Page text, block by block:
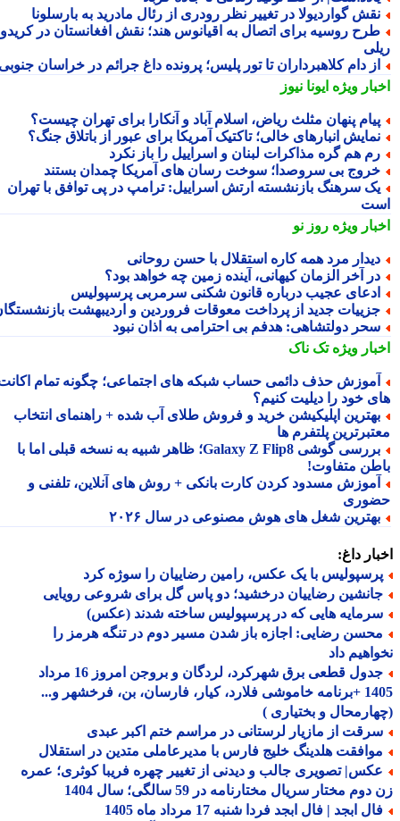
گواردیولا در تغییر نظر رودری از رئال مادرید به بارسلونا
روسیه برای اتصال به اقیانوس هند؛ نقش افغانستان در کریدور
دام کلاهبرداران تا تور پلیس؛ پرونده داغ جرائم در خراسان جنوبی
ویژهایونا نیوز
پنهان مثلث ریاض، اسلام آباد و آنکارا برای تهران چیست؟
انبارهای خالی؛ تاکتیک آمریکا برای عبور از باتلاق جنگ؟
هم گره مذاکرات لبنان و اسراییل را باز نکرد
بی سروصدا؛ سوخت رسان های آمریکا چمدان بستند
سرهنگ بازنشسته ارتش اسراییل: ترامپ در پی توافق با تهران
ویژهروز نو
مرد همه کاره استقلال با حسن روحانی
آخر الزمان کیهانی، آینده زمین چه خواهد بود؟
عجیب درباره قانون شکنی سرمربی پرسپولیس
جدید از پرداخت معوقات فروردین و اردیبهشت بازنشستگان
دولتشاهی: هدفم بی احترامی به اذان نبود
ویژهتک ناک
حذف دائمی حساب شبکه های اجتماعی؛ چگونه تمام اکانت
خود را دیلیت کنیم؟
اپلیکیشن خرید و فروش طلای آب شده + راهنمای انتخاب
پلتفرم ها
بررسی گوشی Galaxy Z Flip8؛ ظاهر شبیه به نسخه قبلی اما با
متفاوت!
مسدود کردن کارت بانکی + روش های آنلاین، تلفنی و
شغل های هوش مصنوعی در سال ۲۰۲۶
داغ:
با یک عکس، رامین رضاییان را سوژه کرد
رضاییان درخشید؛ دو پاس گل برای شروعی رویایی
هایی که در پرسپولیس ساخته شدند (عکس)
رضایی: اجازه باز شدن مسیر دوم در تنگه هرمز را
داد
جدول قطعی برق شهرکرد، لردگان و بروجن امروز 16 مرداد
1405 +برنامه خاموشی فلارد، کیار، فارسان، بن، فرخشهر و...
و بختیاری )
از مازیار لرستانی در مراسم ختم اکبر عبدی
هلدینگ خلیج فارس با مدیرعاملی متدین در استقلال
تصویری جالب و دیدنی از تغییر چهره فریبا کوثری؛ عمره
مختار سریال مختارنامه در 59 سالگی؛ سال 1404
ابجد | فال ابجد فردا شنبه 17 مرداد ماه 1405